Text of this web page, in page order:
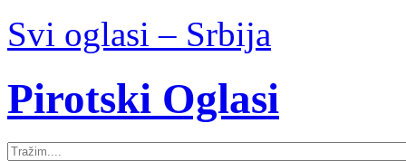
Svi oglasi – Srbija
Pirotski Oglasi